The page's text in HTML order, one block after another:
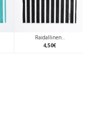
Raidallinen..
4,50€